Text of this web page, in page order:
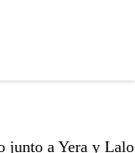
junto a Yera y Lalo